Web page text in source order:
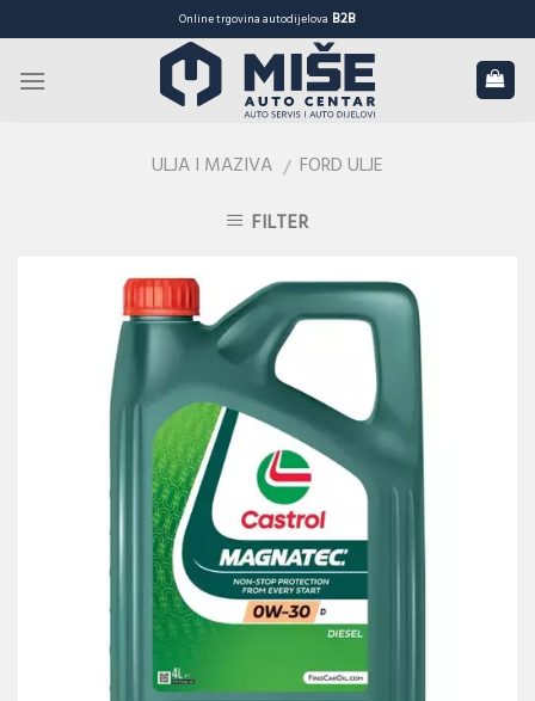
to
content
Online trgovina autodijelova B2B
ULJA I MAZIVA / FORD ULJE
FILTER